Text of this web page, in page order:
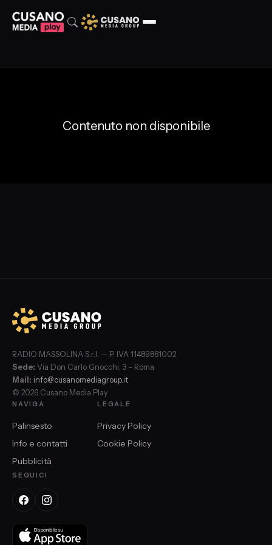
Contenuto non disponibile
RADIO MASSOLINA S.r.l. — P. IVA 11489861002
Sede: Via Don Carlo Gnocchi, 3 – Roma
Mail: info@cusanomediagroup.it
© 2026 Cusano Media Play
NAVIGA
Palinsesto
Info e contatti
Pubblicità
LEGALE
Privacy Policy
Cookie Policy
SEGUICI